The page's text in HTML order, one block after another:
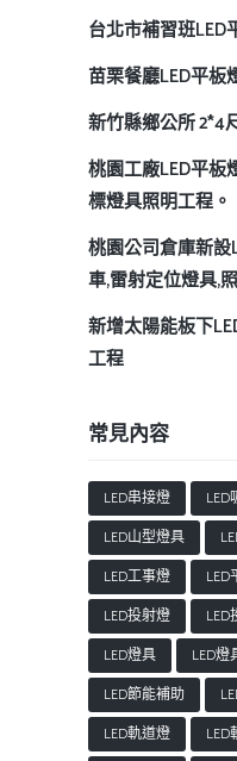
台北市補習班LED
苗栗餐廳LED平
新竹縣鄉公所 2*4
桃園工廠LED平
標燈具照明工程。
桃園公司倉庫新
車,雷射定位燈具,
新增太陽能板下
工程
常見內容
LED串接燈 LED
LED山型燈具
LED工事燈
LED
LED投射燈
LED燈具
LED燈
LED節能補助
LED軌道燈